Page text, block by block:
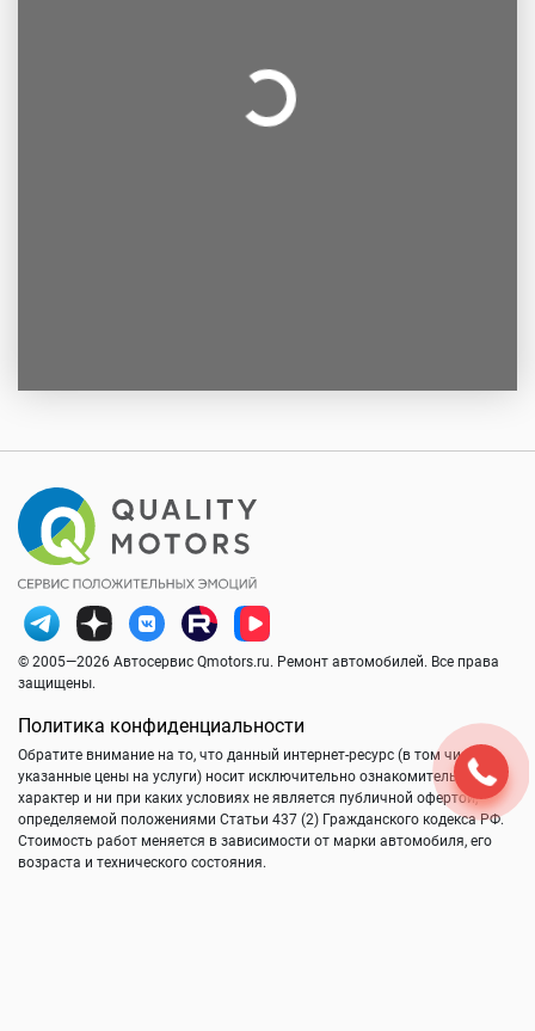
© 2005—2026 Автосервис Qmotors.ru. Ремонт автомобилей. Все права
защищены.
Политика конфиденциальности
Обратите внимание на то, что данный интернет-ресурс (в том числе
указанные цены на услуги) носит исключительно ознакомительный
характер и ни при каких условиях не является публичной офертой,
определяемой положениями Статьи 437 (2) Гражданского кодекса РФ.
Стоимость работ меняется в зависимости от марки автомобиля, его
возраста и технического состояния.